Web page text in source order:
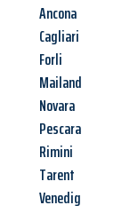
Ancona
Cagliari
Forli
Mailand
Novara
Pescara
Rimini
Tarent
Venedig